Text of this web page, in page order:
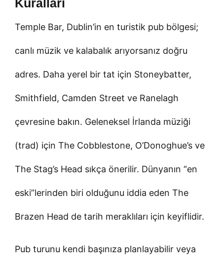
Kuralları
Temple Bar, Dublin’in en turistik pub bölgesi;
canlı müzik ve kalabalık arıyorsanız doğru
adres. Daha yerel bir tat için Stoneybatter,
Smithfield, Camden Street ve Ranelagh
çevresine bakın. Geleneksel İrlanda müziği
(trad) için The Cobblestone, O’Donoghue’s ve
The Stag’s Head sıkça önerilir. Dünyanın “en
eski”lerinden biri olduğunu iddia eden The
Brazen Head de tarih meraklıları için keyiflidir.
Pub turunu kendi başınıza planlayabilir veya